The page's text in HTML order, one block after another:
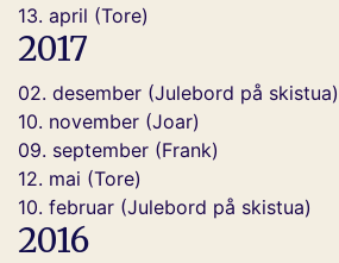
13. april (Tore)
2017
02. desember (Julebord på skistua)
10. november (Joar)
09. september (Frank)
12. mai (Tore)
10. februar (Julebord på skistua)
2016